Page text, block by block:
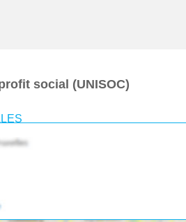
social (UNISOC)